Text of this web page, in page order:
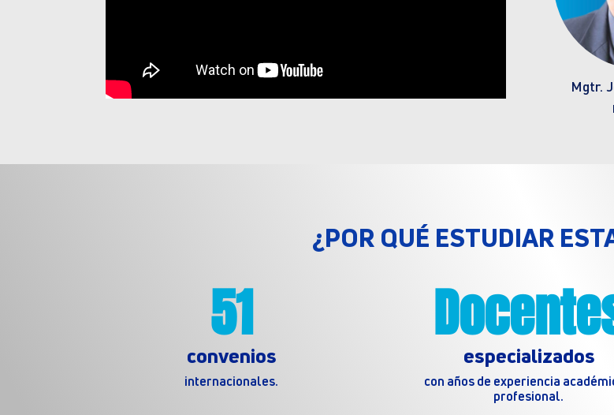
Mgtr.
¿POR QUÉ ESTUDIAR
51
convenios
internacionales.
especializados
con años de experiencia
profesional.